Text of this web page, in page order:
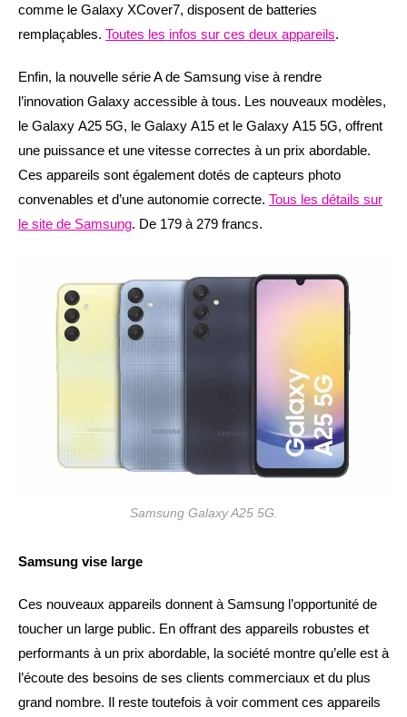
comme le Galaxy XCover7, disposent de batteries
remplaçables. Toutes les infos sur ces deux appareils.
Enfin, la nouvelle série A de Samsung vise à rendre
l’innovation Galaxy accessible à tous. Les nouveaux modèles,
le Galaxy A25 5G, le Galaxy A15 et le Galaxy A15 5G, offrent
une puissance et une vitesse correctes à un prix abordable.
Ces appareils sont également dotés de capteurs photo
convenables et d’une autonomie correcte. Tous les détails sur
le site de Samsung. De 179 à 279 francs.
Samsung Galaxy A25 5G.
Samsung vise large
Ces nouveaux appareils donnent à Samsung l’opportunité de
toucher un large public. En offrant des appareils robustes et
performants à un prix abordable, la société montre qu’elle est à
l’écoute des besoins de ses clients commerciaux et du plus
grand nombre. Il reste toutefois à voir comment ces appareils